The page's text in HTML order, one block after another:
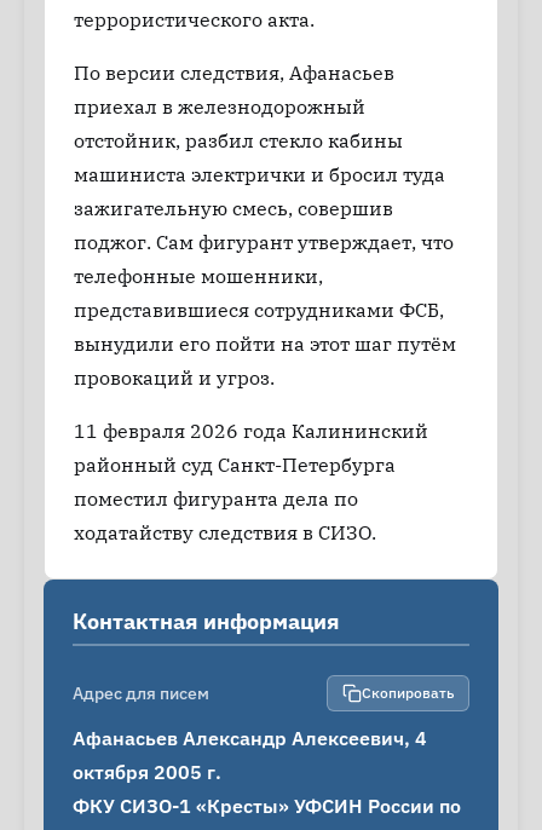
террористического акта.
По версии следствия, Афанасьев
приехал в железнодорожный
отстойник, разбил стекло кабины
машиниста электрички и бросил туда
зажигательную смесь, совершив
поджог. Сам фигурант утверждает, что
телефонные мошенники,
представившиеся сотрудниками ФСБ,
вынудили его пойти на этот шаг путём
провокаций и угроз.
11 февраля 2026 года Калининский
районный суд Санкт-Петербурга
поместил фигуранта дела по
ходатайству следствия в СИЗО.
Контактная информация
Адрес для писем Скопировать
Афанасьев Александр Алексеевич, 4
октября 2005 г.
ФКУ СИЗО-1 «Кресты» УФСИН России по